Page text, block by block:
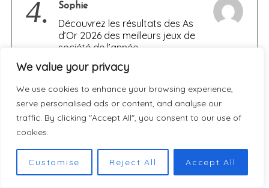
We value your privacy
We use cookies to enhance your browsing experience,
serve personalised ads or content, and analyse our
traffic. By clicking "Accept All", you consent to our use of
cookies.
Customise Reject All Accept All
4. Sophie
Découvrez les résultats des As
d’Or 2026 des meilleurs jeux de
société de l’année
Merci pour cet article super complet sur les As
d'Or 2026 ! Avec mes 2 enfants on cherchait des
idées de jeux Gigamic après avoir adoré Archeo.
J'ai trouvé le…
5. Nano Banana Pro
[JEU] JEKYLL vs. HYDE :